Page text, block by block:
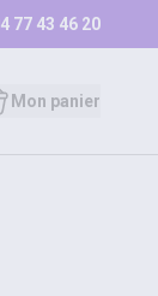
77 43 46 20
Mon panier